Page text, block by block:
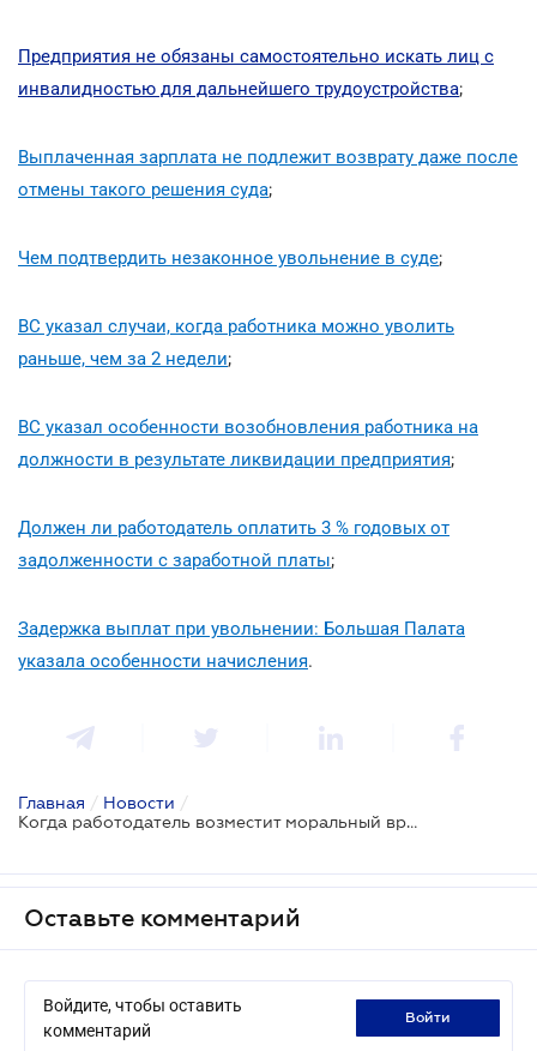
Предприятия не обязаны самостоятельно искать лиц с
инвалидностью для дальнейшего трудоустройства;
Выплаченная зарплата не подлежит возврату даже после
отмены такого решения суда;
Чем подтвердить незаконное увольнение в суде;
ВС указал случаи, когда работника можно уволить
раньше, чем за 2 недели;
ВС указал особенности возобновления работника на
должности в результате ликвидации предприятия;
Должен ли работодатель оплатить 3 % годовых от
задолженности с заработной платы;
Задержка выплат при увольнении: Большая Палата
указала особенности начисления.
Главная / Новости /
Когда работодатель возместит моральный вред за нарушение условий труда: ВС
Оставьте комментарий
Войдите, чтобы оставить
комментарий
войти